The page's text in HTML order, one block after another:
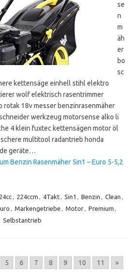
se
n
m
äh
er
bo
sc
kettensäge einhell stihl elektro
wolf elektrisch rasentrimmer
rotak 18v messer benzinrasenmäher
werkzeug motorsense alko li
4 klein fuxtec kettensägen motor öl
multitool radantrieb honda
geräte…
Benzin Rasenmäher 5in1 – Euro 5-5,2
, 224ccm , 4Takt, 5in1 , Benzin , Clean ,
, Markengetriebe , Motor, Premium ,
Selbstantrieb
5 6 7 8 9 10 11 »